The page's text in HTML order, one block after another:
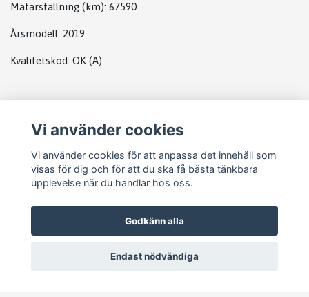
Mätarställning (km): 67590
Årsmodell: 2019
Kvalitetskod: OK (A)
Vi använder cookies
Vi använder cookies för att anpassa det innehåll som
visas för dig och för att du ska få bästa tänkbara
upplevelse när du handlar hos oss.
Godkänn alla
Endast nödvändiga